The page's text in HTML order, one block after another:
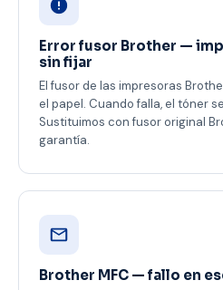
Error fusor Brother —
sin fijar
El fusor de las impresoras
el papel. Cuando falla, el tóner
Sustituimos con fusor original
garantía.
Brother MFC — fallo en